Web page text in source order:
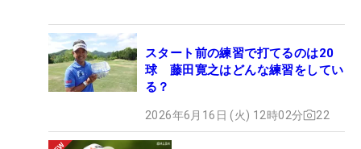
スタート前の練習で打てるのは20
球 藤田寛之はどんな練習をしてい
る？
2026年6月16日 (火) 12時02分 22